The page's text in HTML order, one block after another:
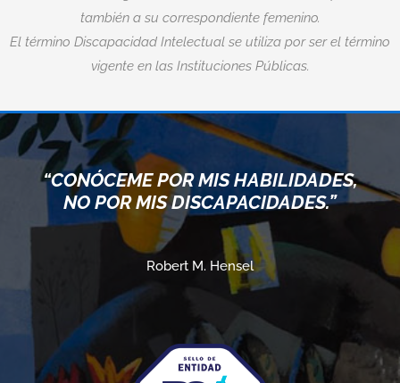
también a su correspondiente femenino.
El término Discapacidad Intelectual se utiliza por ser el término
vigente en las Instituciones Públicas.
“CONÓCEME POR MIS HABILIDADES,
NO POR MIS DISCAPACIDADES.”
Robert M. Hensel